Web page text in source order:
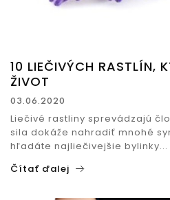
10 LIEČIVÝCH RASTLÍN,
ŽIVOT
03.06.2020
Liečivé rastliny sprevádzajú
sila dokáže nahradiť mnohé
hľadáte najliečivejšie bylinky...
Čítať ďalej